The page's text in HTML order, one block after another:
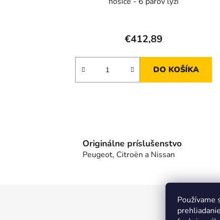
Používame
€412,89
DO KOŠÍKA
Originálne príslušenstvo
Peugeot, Citroën a Nissan